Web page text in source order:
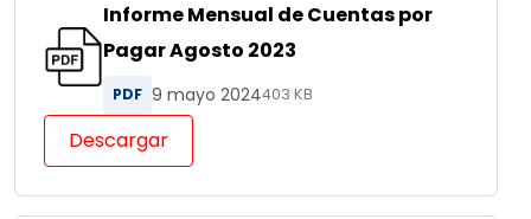
Informe Mensual de Cuentas por
Pagar Agosto 2023
PDF 9 mayo 2024403 KB
Descargar